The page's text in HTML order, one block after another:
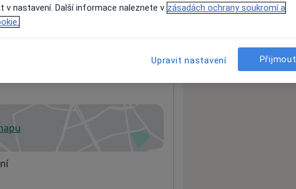
v nové záložce
v nastavení. Další informace naleznete v zásadách ochrany soukromí a
Upravit nastavení Přijmout